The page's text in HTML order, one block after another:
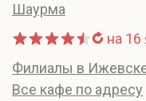
Шаурма
на 16
Филиалы в
Все кафе по адресу